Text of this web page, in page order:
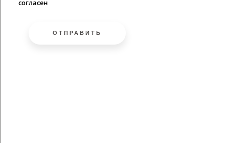
согласен
ОТПРАВИТЬ